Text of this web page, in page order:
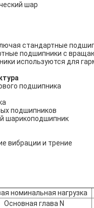
шар
стандартные
подшипники с
используются для
подшипника
подшипников
шарикоподшипник
вибрации и трение
номинальная нагрузка
Основная глава N